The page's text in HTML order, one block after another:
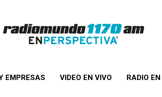
EMPRESAS VIDEO EN VIVO RADIO